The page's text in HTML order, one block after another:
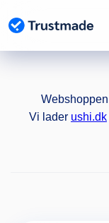
indhold
Webshoppen
Vi lader ushi.dk